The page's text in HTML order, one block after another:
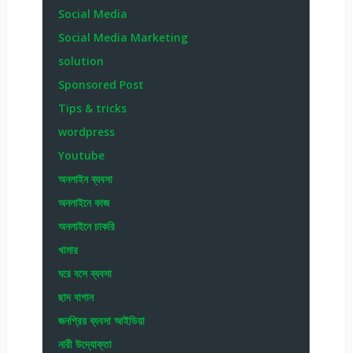
Social Media
Social Media Marketing
solution
Sponsored Post
Tips & tricks
wordpress
Youtube
অনলাইন ব্যবসা
অনলাইনে কাজ
অনলাইনে চাকরি
খামার
ঘরে বসে ব্যবসা
ছাদ বাগান
জনপ্রিয় ব্যবসা আইডিয়া
নারী উদ্যোক্তা